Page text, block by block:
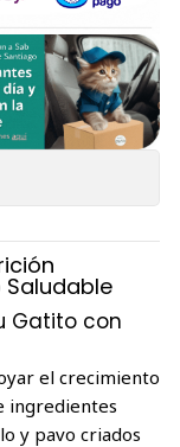
Gatito con
el crecimiento
ingredientes
y pavo criados